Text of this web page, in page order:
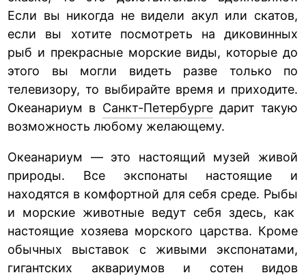
Если вы никогда не видели акул или скатов,
если вы хотите посмотреть на диковинных
рыб и прекрасные морские виды, которые до
этого вы могли видеть разве только по
телевизору, то выбирайте время и приходите.
Океанариум в Санкт-Петербургедарит такую
возможность любому желающему.
Океанариум — это настоящий музей живой
природы. Все экспонаты настоящие и
находятся в комфортной для себя среде. Рыбы
и морские животные ведут себя здесь, как
настоящие хозяева морского царства. Кроме
обычных выставок с живыми экспонатами,
гигантских аквариумов и сотен видов